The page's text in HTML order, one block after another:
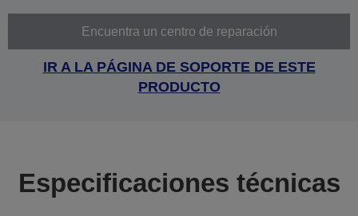
Encuentra un centro de reparación
IR A LA PÁGINA DE SOPORTE DE ESTE
PRODUCTO
Especificaciones técnicas